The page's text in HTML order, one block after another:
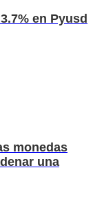
en Pyusd
monedas
una